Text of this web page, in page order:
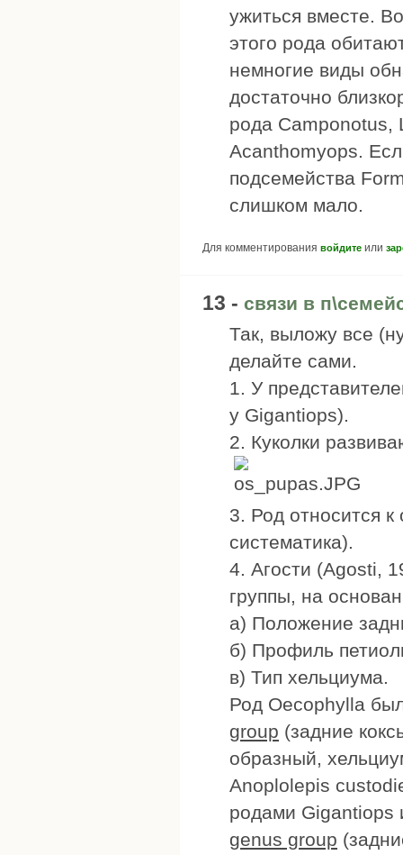
ужиться вместе.
этого рода
немногие виды
достаточно
рода Camponotus,
Acanthomyops.
подсемейства
слишком мало.
Для комментирования войдите или
13 - связи в
Так, выложу все
делайте сами.
1. У
у Gigantiops).
2. Куколки
3. Род относится
систематика).
4. Агости (Agosti,
группы, на
а) Положение
б) Профиль
в) Тип хельциума.
Род Oecophylla
group (задние
образный,
Anoplolepis
родами Gigantiops
genus group